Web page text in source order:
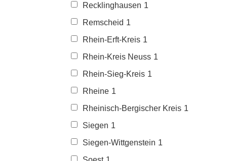
Recklinghausen 1
Remscheid 1
Rhein-Erft-Kreis 1
Rhein-Kreis Neuss 1
Rhein-Sieg-Kreis 1
Rheine 1
Rheinisch-Bergischer Kreis 1
Siegen 1
Siegen-Wittgenstein 1